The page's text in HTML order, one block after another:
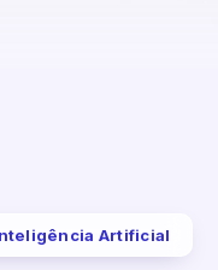
Artificial